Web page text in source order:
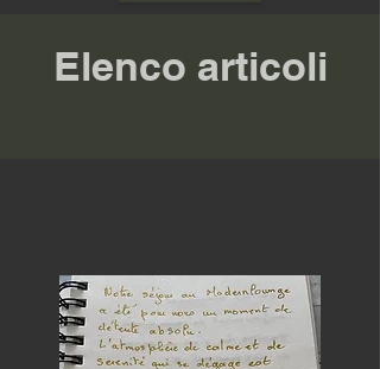
Elenco articoli